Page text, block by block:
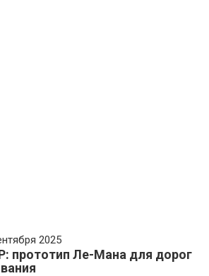
2025
прототип Ле-Мана для дорог